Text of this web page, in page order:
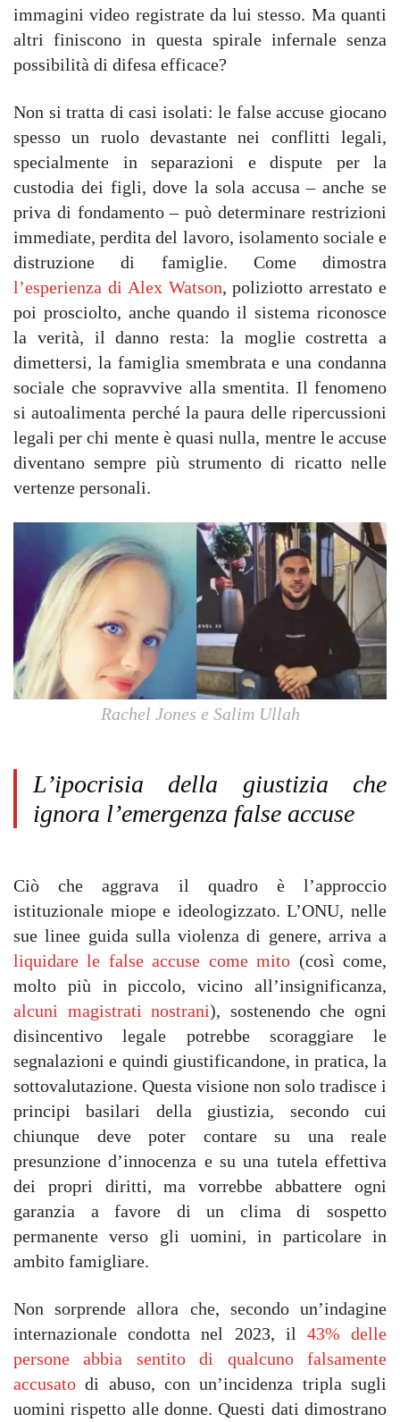
immagini video registrate da lui stesso. Ma quanti
altri finiscono in questa spirale infernale senza
possibilità di difesa efficace?
Non si tratta di casi isolati: le false accuse giocano
spesso un ruolo devastante nei conflitti legali,
specialmente in separazioni e dispute per la
custodia dei figli, dove la sola accusa – anche se
priva di fondamento – può determinare restrizioni
immediate, perdita del lavoro, isolamento sociale e
distruzione di famiglie. Come dimostra
l’esperienza di Alex Watson, poliziotto arrestato e
poi prosciolto, anche quando il sistema riconosce
la verità, il danno resta: la moglie costretta a
dimettersi, la famiglia smembrata e una condanna
sociale che sopravvive alla smentita. Il fenomeno
si autoalimenta perché la paura delle ripercussioni
legali per chi mente è quasi nulla, mentre le accuse
diventano sempre più strumento di ricatto nelle
vertenze personali.
Rachel Jones e Salim Ullah
L’ipocrisia della giustizia che
ignora l’emergenza false accuse
Ciò che aggrava il quadro è l’approccio
istituzionale miope e ideologizzato. L’ONU, nelle
sue linee guida sulla violenza di genere, arriva a
liquidare le false accuse come mito (così come,
molto più in piccolo, vicino all’insignificanza,
alcuni magistrati nostrani), sostenendo che ogni
disincentivo legale potrebbe scoraggiare le
segnalazioni e quindi giustificandone, in pratica, la
sottovalutazione. Questa visione non solo tradisce i
principi basilari della giustizia, secondo cui
chiunque deve poter contare su una reale
presunzione d’innocenza e su una tutela effettiva
dei propri diritti, ma vorrebbe abbattere ogni
garanzia a favore di un clima di sospetto
permanente verso gli uomini, in particolare in
ambito famigliare.
Non sorprende allora che, secondo un’indagine
internazionale condotta nel 2023, il 43% delle
persone abbia sentito di qualcuno falsamente
accusato di abuso, con un’incidenza tripla sugli
uomini rispetto alle donne. Questi dati dimostrano